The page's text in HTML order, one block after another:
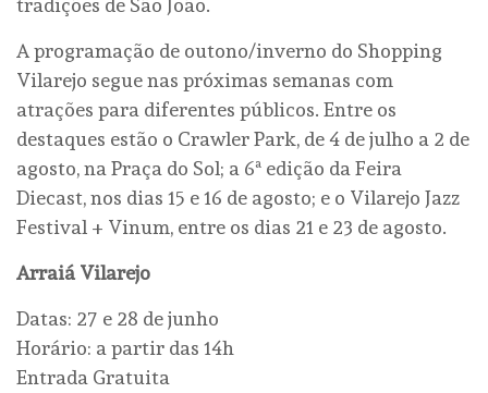
A programação de outono/inverno do Shopping
Vilarejo segue nas próximas semanas com
atrações para diferentes públicos. Entre os
destaques estão o Crawler Park, de 4 de julho a 2 de
agosto, na Praça do Sol; a 6ª edição da Feira
Diecast, nos dias 15 e 16 de agosto; e o Vilarejo Jazz
Festival + Vinum, entre os dias 21 e 23 de agosto.
Arraiá Vilarejo
Datas: 27 e 28 de junho
Horário: a partir das 14h
Entrada Gratuita